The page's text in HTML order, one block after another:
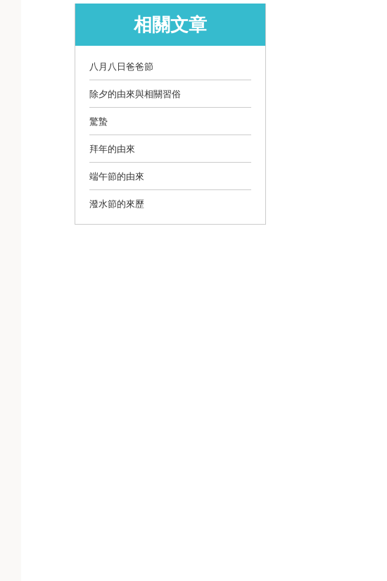
相關文章
八月八日爸爸節
除夕的由來與相關習俗
驚蟄
拜年的由來
端午節的由來
潑水節的來歷